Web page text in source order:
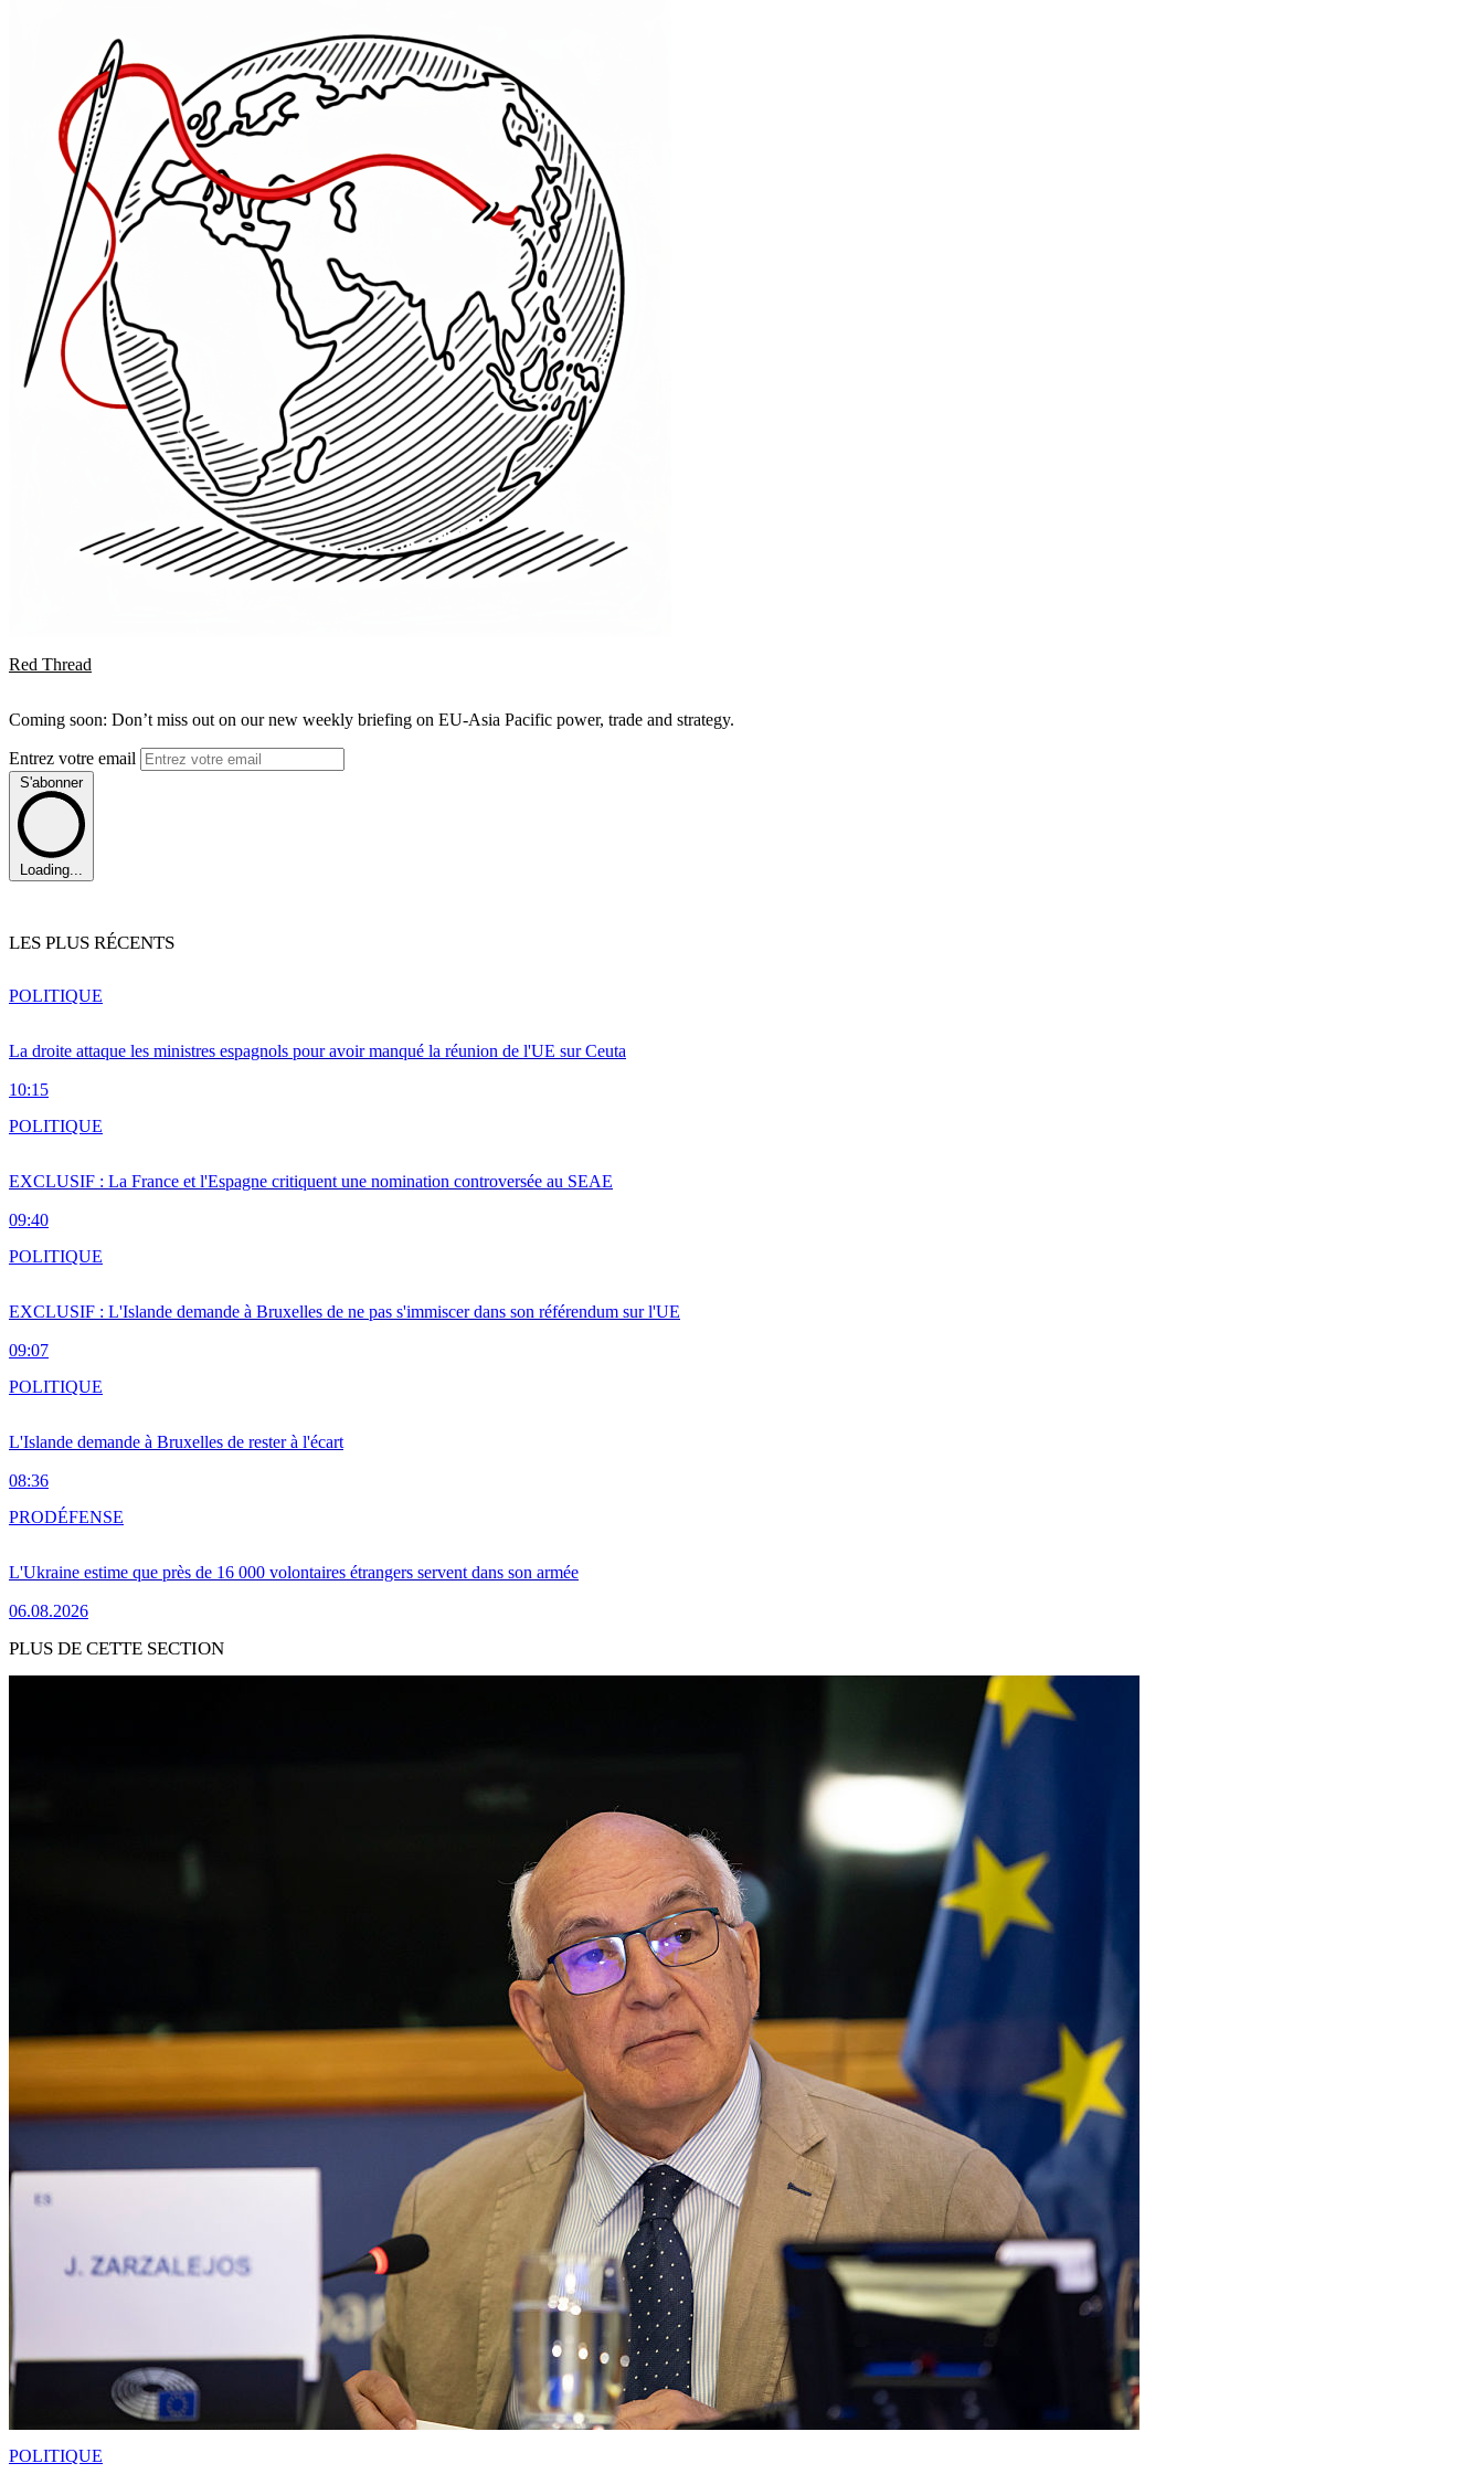
Red Thread
Coming soon: Don’t miss out on our new weekly briefing on EU-Asia Pacific power, trade and strategy.
Entrez votre email
S'abonner
Loading...
LES PLUS RÉCENTS
La droite attaque les ministres espagnols pour avoir manqué la réunion de l'UE sur Ceuta
10:15
POLITIQUE
EXCLUSIF : La France et l'Espagne critiquent une nomination controversée au SEAE
09:40
POLITIQUE
EXCLUSIF : L'Islande demande à Bruxelles de ne pas s'immiscer dans son référendum sur l'UE
09:07
POLITIQUE
L'Islande demande à Bruxelles de rester à l'écart
08:36
POLITIQUE
L'Ukraine estime que près de 16 000 volontaires étrangers servent dans son armée
06.08.2026
PRODÉFENSE
PLUS DE CETTE SECTION
POLITIQUE